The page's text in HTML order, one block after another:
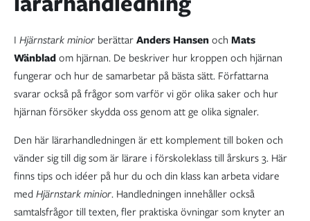
I Hjärnstark minior berättarAnders Hansenoch Mats
Wänbladom hjärnan. De beskriver hur kroppen och hjärnan
fungerar och hur de samarbetar på bästa sätt. Författarna
svarar också på frågor som varför vi gör olika saker och hur
hjärnan försöker skydda oss genom att ge olika signaler.
Den här lärarhandledningen är ett komplement till boken och
vänder sig till dig som är lärare i förskoleklass till årskurs 3. Här
finns tips och idéer på hur du och din klass kan arbeta vidare
med Hjärnstark minior. Handledningen innehåller också
samtalsfrågor till texten, fler praktiska övningar som knyter an